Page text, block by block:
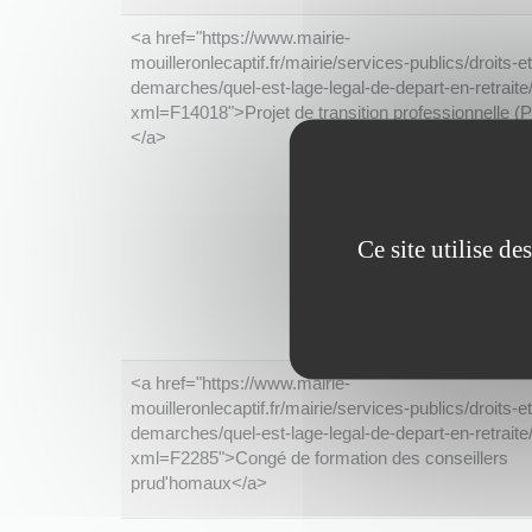
<a href="https://www.mairie-
mouilleronlecaptif.fr/mairie/services-publics/droits-
demarches/quel-est-lage-legal-de-depart-en-
xml=F14018">Projet de transition professionnelle
</a>
<a href="https://www.mairie-
mouilleronlecaptif.fr/mairie/services-publics/droits-
demarches/quel-est-lage-legal-de-depart-en-
xml=F2285">Congé de formation des conseillers
prud'homaux</a>
Ce site utilise